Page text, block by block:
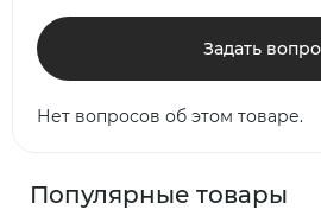
Задать
Нет вопросов об этом товаре.
Популярные товары